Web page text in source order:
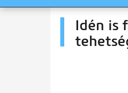
Idén is